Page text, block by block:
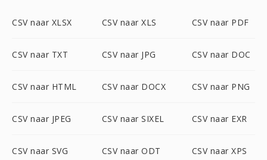
CSV naar XLSX CSV naar XLS CSV naar PDF
CSV naar TXT CSV naar JPG CSV naar DOC
CSV naar HTML CSV naar DOCX CSV naar PNG
CSV naar JPEG CSV naar SIXEL CSV naar EXR
CSV naar SVG CSV naar ODT CSV naar XPS